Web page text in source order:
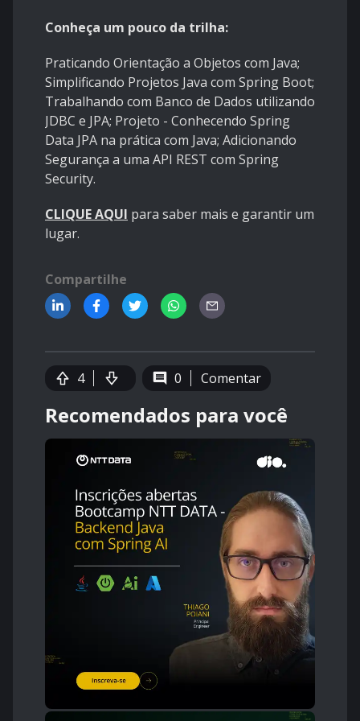
Conheça um pouco da trilha:
Praticando Orientação a Objetos com Java;
Simplificando Projetos Java com Spring Boot;
Trabalhando com Banco de Dados utilizando
JDBC e JPA; Projeto - Conhecendo Spring
Data JPA na prática com Java; Adicionando
Segurança a uma API REST com Spring
Security.
CLIQUE AQUI para saber mais e garantir um
lugar.
Compartilhe
4 0 Comentar
Recomendados para você